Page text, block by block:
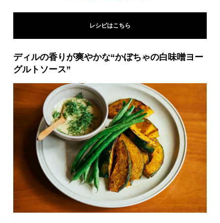
レシピはこちら
ディルの香りが爽やかな“かぼちゃの白味噌ヨー
グルトソース”